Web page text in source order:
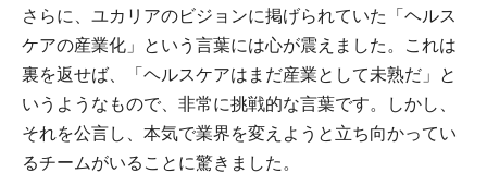
さらに、ユカリアのビジョンに掲げられていた「ヘルス
ケアの産業化」という言葉には心が震えました。これは
裏を返せば、「ヘルスケアはまだ産業として未熟だ」と
いうようなもので、非常に挑戦的な言葉です。しかし、
それを公言し、本気で業界を変えようと立ち向かってい
るチームがいることに驚きました。